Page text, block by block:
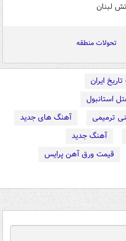
تحولات منطقه
ایران
استانبول
ترمیمی
آهنگ های جدید
آهنگ جدید
قیمت ورق آهن پرایس